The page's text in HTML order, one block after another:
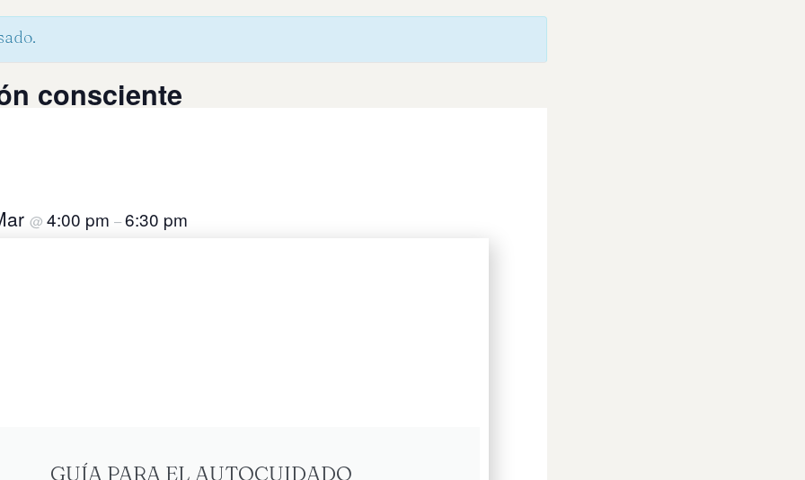
consciente
@ 4:00 pm –6:30 pm
GUÍA PARA EL AUTOCUIDADO